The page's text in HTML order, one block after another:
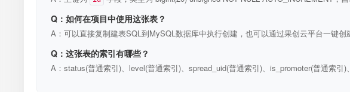
Q：如何在项目中使用这张表？
A：可以直接复制建表SQL到MySQL数据库中执行创建，也可以通过果创云平台一键创
Q：这张表的索引有哪些？
A：status(普通索引)、level(普通索引)、spread_uid(普通索引)、is_promoter(普通索引)